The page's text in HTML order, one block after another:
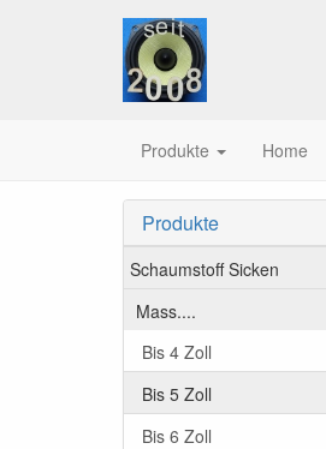
Produkte Home
Produkte
Schaumstoff Sicken
Mass....
Bis 4 Zoll
Bis 5 Zoll
Bis 6 Zoll